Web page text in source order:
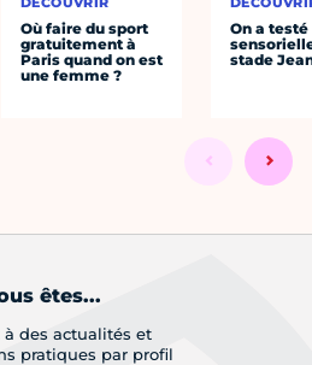
Où faire du sport
gratuitement à
Paris quand on est
une femme ?
On a
stade
êtes...
à des actualités et
pratiques par profil